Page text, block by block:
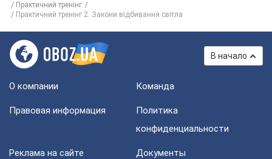
Практичний тренінг
Практичний тренінг 2. Закони відбивання світла
В начало
О компании Команда
Правовая информация
Политика
конфиденциальности
Реклама на сайте Документы